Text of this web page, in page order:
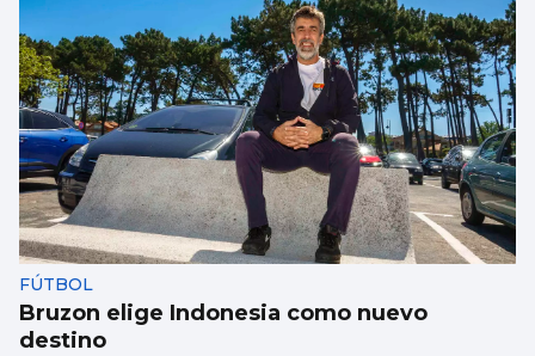
FÚTBOL
Bruzon elige Indonesia como nuevo
destino